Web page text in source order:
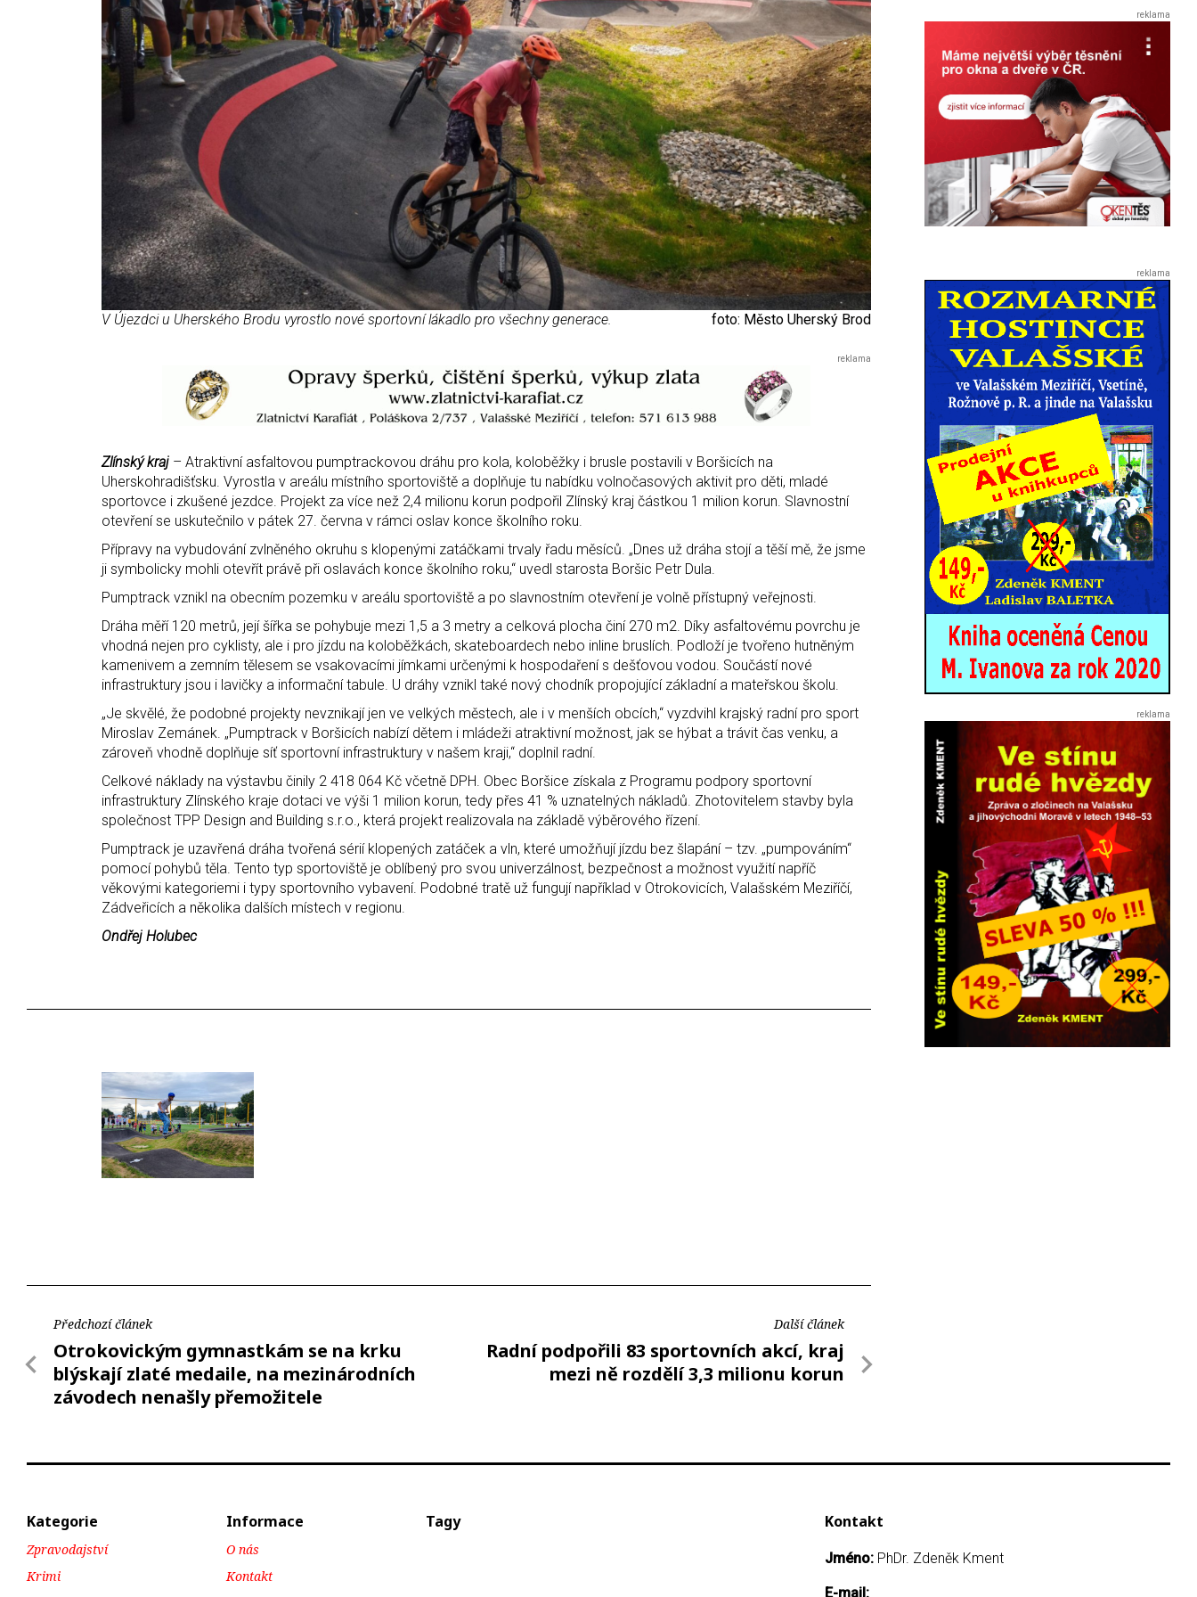
V Újezdci u Uherského Brodu vyrostlo nové sportovní lákadlo pro všechny generace. foto: Město Uherský Brod
Zlínský kraj – Atraktivní asfaltovou pumptrackovou dráhu pro kola, koloběžky i brusle postavili v Boršicích na
Uherskohradišťsku. Vyrostla v areálu místního sportoviště a doplňuje tu nabídku volnočasových aktivit pro děti, mladé
sportovce i zkušené jezdce. Projekt za více než 2,4 milionu korun podpořil Zlínský kraj částkou 1 milion korun. Slavnostní
otevření se uskutečnilo v pátek 27. června v rámci oslav konce školního roku.
Přípravy na vybudování zvlněného okruhu s klopenými zatáčkami trvaly řadu měsíců. „Dnes už dráha stojí a těší mě, že jsme
ji symbolicky mohli otevřít právě při oslavách konce školního roku,“ uvedl starosta Boršic Petr Dula.
Pumptrack vznikl na obecním pozemku v areálu sportoviště a po slavnostním otevření je volně přístupný veřejnosti.
Dráha měří 120 metrů, její šířka se pohybuje mezi 1,5 a 3 metry a celková plocha činí 270 m2. Díky asfaltovému povrchu je
vhodná nejen pro cyklisty, ale i pro jízdu na koloběžkách, skateboardech nebo inline bruslích. Podloží je tvořeno hutněným
kamenivem a zemním tělesem se vsakovacími jímkami určenými k hospodaření s dešťovou vodou. Součástí nové
infrastruktury jsou i lavičky a informační tabule. U dráhy vznikl také nový chodník propojující základní a mateřskou školu.
„Je skvělé, že podobné projekty nevznikají jen ve velkých městech, ale i v menších obcích,“ vyzdvihl krajský radní pro sport
Miroslav Zemánek. „Pumptrack v Boršicích nabízí dětem i mládeži atraktivní možnost, jak se hýbat a trávit čas venku, a
zároveň vhodně doplňuje síť sportovní infrastruktury v našem kraji,“ doplnil radní.
Celkové náklady na výstavbu činily 2 418 064 Kč včetně DPH. Obec Boršice získala z Programu podpory sportovní
infrastruktury Zlínského kraje dotaci ve výši 1 milion korun, tedy přes 41 % uznatelných nákladů. Zhotovitelem stavby byla
společnost TPP Design and Building s.r.o., která projekt realizovala na základě výběrového řízení.
Pumptrack je uzavřená dráha tvořená sérií klopených zatáček a vln, které umožňují jízdu bez šlapání – tzv. „pumpováním“
pomocí pohybů těla. Tento typ sportoviště je oblíbený pro svou univerzálnost, bezpečnost a možnost využití napříč
věkovými kategoriemi i typy sportovního vybavení. Podobné tratě už fungují například v Otrokovicích, Valašském Meziříčí,
Zádveřicích a několika dalších místech v regionu.
Ondřej Holubec
Předchozí článek
Otrokovickým gymnastkám se na krku
blýskají zlaté medaile, na mezinárodních
závodech nenašly přemožitele
Další článek
Radní podpořili 83 sportovních akcí, kraj
mezi ně rozdělí 3,3 milionu korun
Kontakt
Jméno: PhDr. Zdeněk Kment
E-mail:
Tagy
Kategorie
Zpravodajství
Krimi
Informace
O nás
Kontakt